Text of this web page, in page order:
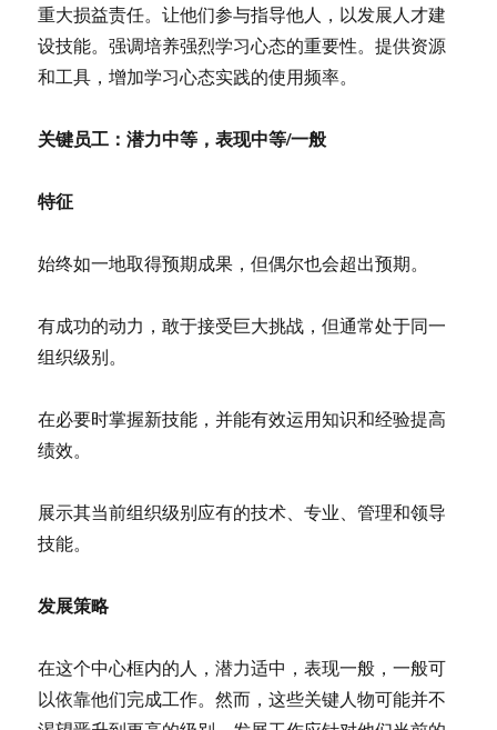
重大损益责任。让他们参与指导他人，以发展人才建
设技能。强调培养强烈学习心态的重要性。提供资源
和工具，增加学习心态实践的使用频率。
关键员工：潜力中等，表现中等/一般
特征
始终如一地取得预期成果，但偶尔也会超出预期。
有成功的动力，敢于接受巨大挑战，但通常处于同一
组织级别。
在必要时掌握新技能，并能有效运用知识和经验提高
绩效。
展示其当前组织级别应有的技术、专业、管理和领导
技能。
发展策略
在这个中心框内的人，潜力适中，表现一般，一般可
以依靠他们完成工作。然而，这些关键人物可能并不